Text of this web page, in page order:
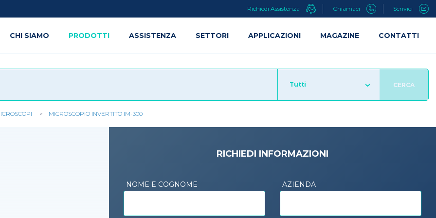
Tutti CERCA
MICROSCOPIO INVERTITO IM-300
RICHIEDI INFORMAZIONI
NOME E COGNOME AZIENDA
Richiedi Assistenza Chiamaci Scrivici
CHI SIAMO PRODOTTI ASSISTENZA SETTORI APPLICAZIONI MAGAZINE CONTATTI